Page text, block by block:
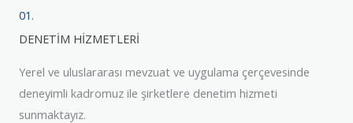
01.
DENETİM HİZMETLERİ
Yerel ve uluslararası mevzuat ve uygulama çerçevesinde
deneyimli kadromuz ile şirketlere denetim hizmeti
sunmaktayız.